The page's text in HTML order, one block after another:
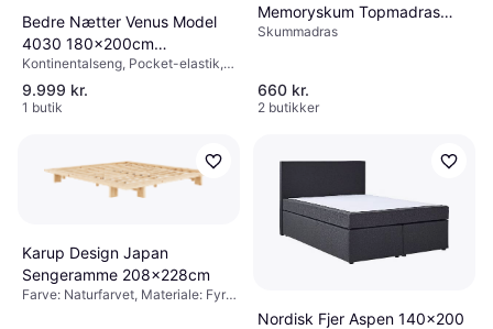
Bedre Nætter Venus Model
4030 180x200cm
Kontinentalseng
Kontinentalseng, Pocket-elastik,
Farve: Beige, Hårdhed: Ekstra fast,
Fast
9.999 kr.
1 butik
Memoryskum Topmadras
90x200 cm Kølende
Skummadras
660 kr.
2 butikker
Karup Design Japan
Sengeramme 208x228cm
Farve: Naturfarvet, Materiale: Fyr,
Nordisk Fjer Aspen 140x200